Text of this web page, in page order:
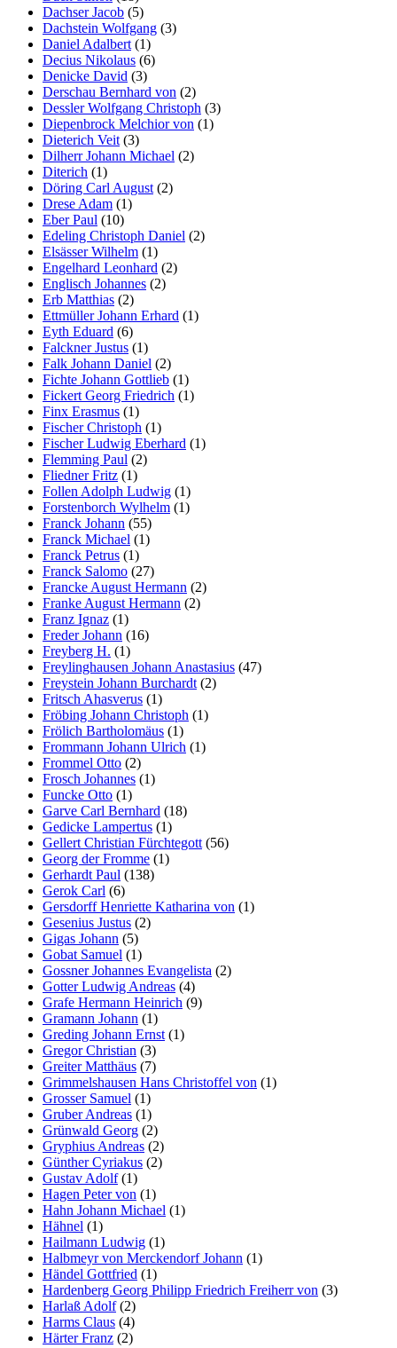
Dachser Jacob (5)
Dachstein Wolfgang (3)
Daniel Adalbert (1)
Decius Nikolaus (6)
Denicke David (3)
Derschau Bernhard von (2)
Dessler Wolfgang Christoph (3)
Diepenbrock Melchior von (1)
Dieterich Veit (3)
Dilherr Johann Michael (2)
Diterich (1)
Döring Carl August (2)
Drese Adam (1)
Eber Paul (10)
Edeling Christoph Daniel (2)
Elsässer Wilhelm (1)
Engelhard Leonhard (2)
Englisch Johannes (2)
Erb Matthias (2)
Ettmüller Johann Erhard (1)
Eyth Eduard (6)
Falckner Justus (1)
Falk Johann Daniel (2)
Fichte Johann Gottlieb (1)
Fickert Georg Friedrich (1)
Finx Erasmus (1)
Fischer Christoph (1)
Fischer Ludwig Eberhard (1)
Flemming Paul (2)
Fliedner Fritz (1)
Follen Adolph Ludwig (1)
Forstenborch Wylhelm (1)
Franck Johann (55)
Franck Michael (1)
Franck Petrus (1)
Franck Salomo (27)
Francke August Hermann (2)
Franke August Hermann (2)
Franz Ignaz (1)
Freder Johann (16)
Freyberg H. (1)
Freylinghausen Johann Anastasius (47)
Freystein Johann Burchardt (2)
Fritsch Ahasverus (1)
Fröbing Johann Christoph (1)
Frölich Bartholomäus (1)
Frommann Johann Ulrich (1)
Frommel Otto (2)
Frosch Johannes (1)
Funcke Otto (1)
Garve Carl Bernhard (18)
Gedicke Lampertus (1)
Gellert Christian Fürchtegott (56)
Georg der Fromme (1)
Gerhardt Paul (138)
Gerok Carl (6)
Gersdorff Henriette Katharina von (1)
Gesenius Justus (2)
Gigas Johann (5)
Gobat Samuel (1)
Gossner Johannes Evangelista (2)
Gotter Ludwig Andreas (4)
Grafe Hermann Heinrich (9)
Gramann Johann (1)
Greding Johann Ernst (1)
Gregor Christian (3)
Greiter Matthäus (7)
Grimmelshausen Hans Christoffel von (1)
Grosser Samuel (1)
Gruber Andreas (1)
Grünwald Georg (2)
Gryphius Andreas (2)
Günther Cyriakus (2)
Gustav Adolf(1)
Hagen Peter von (1)
Hahn Johann Michael (1)
Hähnel (1)
Hailmann Ludwig (1)
Halbmeyr von Merckendorf Johann (1)
Händel Gottfried (1)
Hardenberg Georg Philipp Friedrich Freiherr von (3)
Harlaß Adolf(2)
Harms Claus (4)
Härter Franz (2)